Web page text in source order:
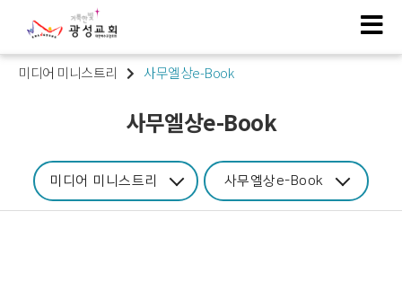
미디어 미니스트리 사무엘상e-Book
사무엘상e-Book
미디어 미니스트리 사무엘상e-Book